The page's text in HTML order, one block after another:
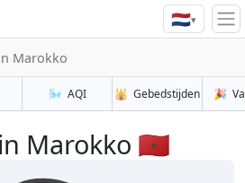
🇳🇱▾
Marokko
🌬️ AQI 🕌 Gebedstijden 🎉
Marokko 🇲🇦